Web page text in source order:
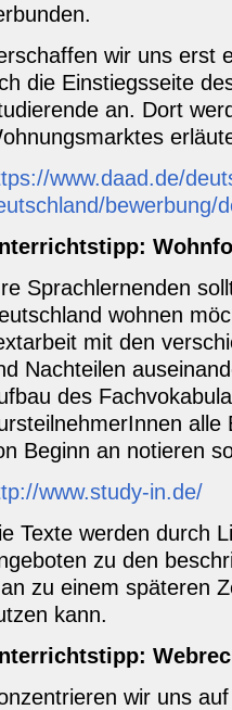
wir uns erst
die Einstiegsseite
an. Dort
www.daad.de/
bewerbung/
Sprachlernenden
wohnen
mit den
Nachteilen
des
Beginn an notieren
www.study-in.de/
Texte werden durch
zu den
zu einem späteren
kann.
wir uns